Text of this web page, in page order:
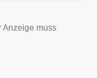
Anzeige muss